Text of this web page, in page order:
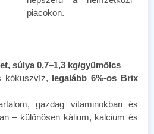
piacokon.
súlya 0,7–1,3 kg/gyümölcs
kókuszvíz, legalább 6%-os Brix
gazdag vitaminokban és
– különösen kálium, kalcium és